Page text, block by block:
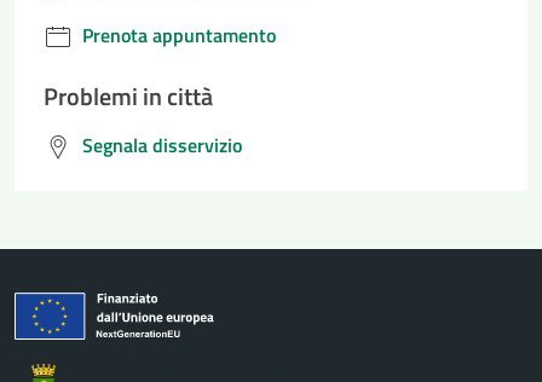
Prenota appuntamento
Problemi in città
Segnala disservizio